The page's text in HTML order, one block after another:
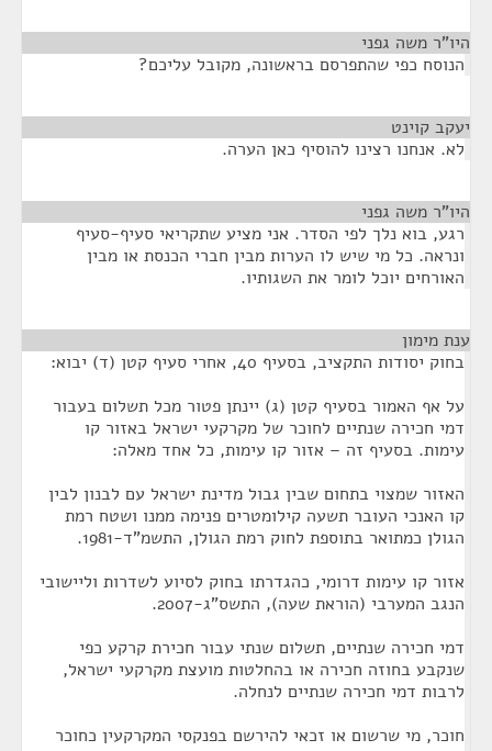
היו"ר משה גפני
הנוסח כפי שהתפרסם בראשונה, מקובל עליכם?
יעקב קוינט
לא. אנחנו רצינו להוסיף כאן הערה.
היו"ר משה גפני
רגע, בוא נלך לפי הסדר. אני מציע שתקריאי סעיף-סעיף
ונראה. כל מי שיש לו הערות מבין חברי הכנסת או מבין
האורחים יוכל לומר את השגותיו.
ענת מימון
בחוק יסודות התקציב, בסעיף 40, אחרי סעיף קטן (ד) יבוא:
על אף האמור בסעיף קטן (ג) יינתן פטור מכל תשלום בעבור
דמי חכירה שנתיים לחוכר של מקרקעי ישראל באזור קו
עימות. בסעיף זה – אזור קו עימות, כל אחד מאלה:
האזור שמצוי בתחום שבין גבול מדינת ישראל עם לבנון לבין
קו האנכי העובר תשעה קילומטרים פנימה ממנו ושטח רמת
הגולן כמתואר בתוספת לחוק רמת הגולן, התשמ"ד-1981.
אזור קו עימות דרומי, כהגדרתו בחוק לסיוע לשדרות וליישובי
הנגב המערבי (הוראת שעה), התשס"ג-2007.
דמי חכירה שנתיים, תשלום שנתי עבור חכירת קרקע כפי
שנקבע בחוזה חכירה או בהחלטות מועצת מקרקעי ישראל,
לרבות דמי חכירה שנתיים לנחלה.
חוכר, מי שרשום או זכאי להירשם בפנקסי המקרקעין כחוכר